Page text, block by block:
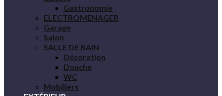
Gastronomie
ELECTROMENAGER
Garage
Salon
SALLE DE BAIN
Décoration
Douche
WC
Mobiliers